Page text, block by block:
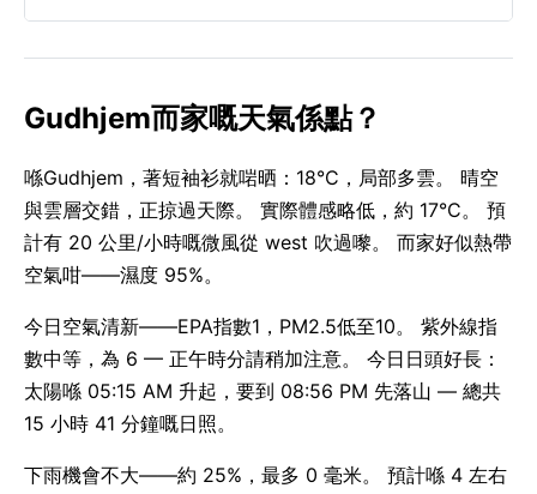
Gudhjem而家嘅天氣係點？
喺Gudhjem，著短袖衫就啱晒：18°C，局部多雲。 晴空
與雲層交錯，正掠過天際。 實際體感略低，約 17°C。 預
計有 20 公里/小時嘅微風從 west 吹過嚟。 而家好似熱帶
空氣咁——濕度 95%。
今日空氣清新——EPA指數1，PM2.5低至10。 紫外線指
數中等，為 6 — 正午時分請稍加注意。 今日日頭好長：
太陽喺 05:15 AM 升起，要到 08:56 PM 先落山 — 總共
15 小時 41 分鐘嘅日照。
下雨機會不大——約 25%，最多 0 毫米。 預計喺 4 左右